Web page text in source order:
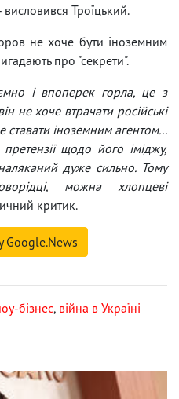
Троїцький.
не хоче бути іноземним
про "секрети".
і впоперек горла, це з
не хоче втрачати російські
ставати іноземним агентом...
щодо його іміджу,
дуже сильно. Тому
можна хлопцеві
критик.
Google.News
бізнес, війна в Україні